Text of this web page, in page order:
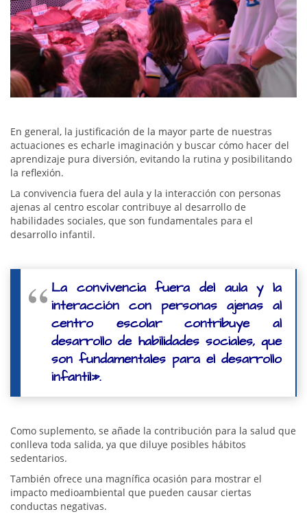
En general, la justificación de la mayor parte de nuestras
actuaciones es echarle imaginación y buscar cómo hacer del
aprendizaje pura diversión, evitando la rutina y posibilitando
la reflexión.
La convivencia fuera del aula y la interacción con personas
ajenas al centro escolar contribuye al desarrollo de
habilidades sociales, que son fundamentales para el
desarrollo infantil.
La convivencia fuera del aula y la
interacción con personas ajenas al
centro escolar contribuye al
desarrollo de habilidades sociales, que
son fundamentales para el desarrollo
infantil».
Como suplemento, se añade la contribución para la salud que
conlleva toda salida, ya que diluye posibles hábitos
sedentarios.
También ofrece una magnífica ocasión para mostrar el
impacto medioambiental que pueden causar ciertas
conductas negativas.